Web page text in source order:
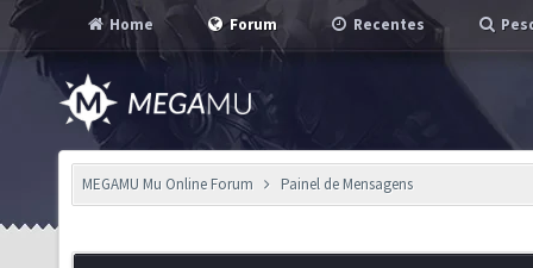
Home Forum Recentes
MEGAMU Mu Online Forum Painel de Mensagens